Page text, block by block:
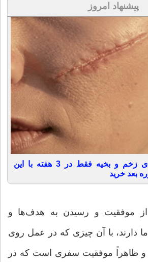
پیشنهاد امروز
کاهش چشمگیر جای زخم و بخیه فقط در 3 هفته با این
بعد خرید
از موفقیت و رسیدن به هدف‌ها و
دارند، با آن چیزی که در عمل روی
و ظاهراً موفقیت سفری است که در